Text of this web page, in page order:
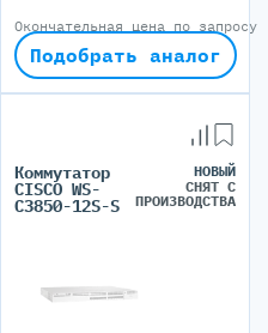
Окончательная цена по запросу
Подобрать аналог
Коммутатор
CISCO WS-
C3850-12S-S
НОВЫЙ
СНЯТ С
ПРОИЗВОДСТВА